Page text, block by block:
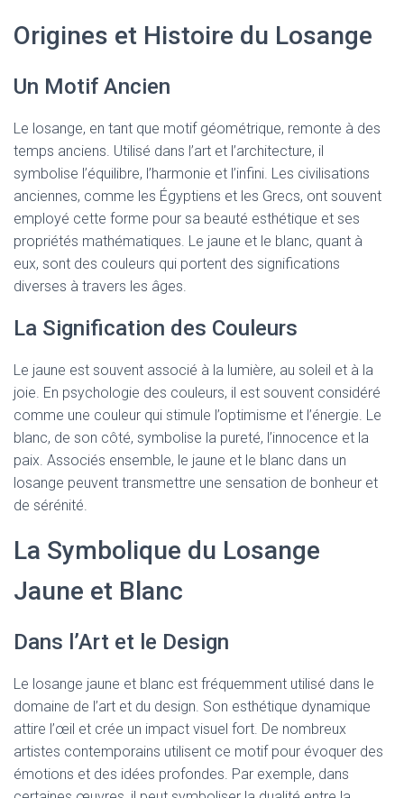
Origines et Histoire du Losange
Un Motif Ancien
Le losange, en tant que motif géométrique, remonte à des
temps anciens. Utilisé dans l’art et l’architecture, il
symbolise l’équilibre, l’harmonie et l’infini. Les civilisations
anciennes, comme les Égyptiens et les Grecs, ont souvent
employé cette forme pour sa beauté esthétique et ses
propriétés mathématiques. Le jaune et le blanc, quant à
eux, sont des couleurs qui portent des significations
diverses à travers les âges.
La Signification des Couleurs
Le jaune est souvent associé à la lumière, au soleil et à la
joie. En psychologie des couleurs, il est souvent considéré
comme une couleur qui stimule l’optimisme et l’énergie. Le
blanc, de son côté, symbolise la pureté, l’innocence et la
paix. Associés ensemble, le jaune et le blanc dans un
losange peuvent transmettre une sensation de bonheur et
de sérénité.
La Symbolique du Losange
Jaune et Blanc
Dans l’Art et le Design
Le losange jaune et blanc est fréquemment utilisé dans le
domaine de l’art et du design. Son esthétique dynamique
attire l’œil et crée un impact visuel fort. De nombreux
artistes contemporains utilisent ce motif pour évoquer des
émotions et des idées profondes. Par exemple, dans